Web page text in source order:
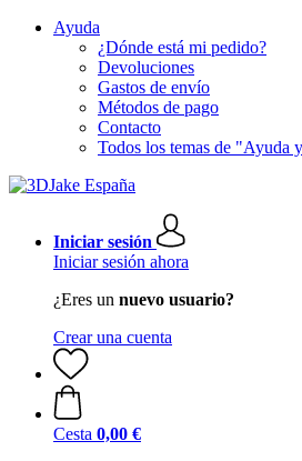
Ayuda
¿Dónde está mi pedido?
Devoluciones
Gastos de envío
Métodos de pago
Contacto
Todos los temas de "Ayuda
Iniciar sesión
Iniciar sesión ahora
¿Eres un nuevo usuario?
Crear una cuenta
Cesta 0,00 €